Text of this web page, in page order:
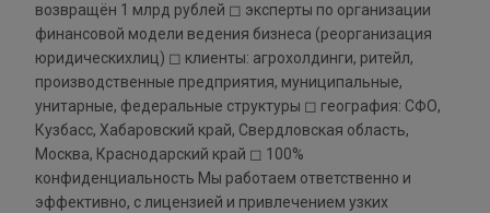
возвращён 1 млрд рублей ◻ эксперты по организации
финансовой модели ведения бизнеса (реорганизация
юридическихлиц) ◻ клиенты: агрохолдинги, ритейл,
производственные предприятия, муниципальные,
унитарные, федеральные структуры ◻ география: СФО,
Кузбасс, Хабаровский край, Свердловская область,
Москва, Краснодарский край ◻ 100%
конфиденциальность Мы работаем ответственно и
эффективно, с лицензией и привлечением узких